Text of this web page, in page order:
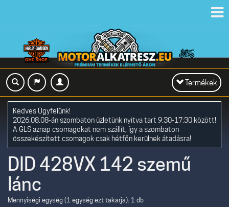
Toggle
navigation
Termékek
Kedves Ügyfelünk!
2026.08.08-án szombaton üzletünk nyitva tart 9:30-17:30 között!
A GLS aznap csomagokat nem szállít, így a szombaton
összekészített csomagok csak hétfőn kerülnek átadásra!
DID 428VX 142 szemű
lánc
Mennyiségi egység (1 egység ezt takarja): 1 db